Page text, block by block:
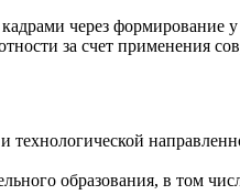
через формирование у
за счет применения
образования, в том